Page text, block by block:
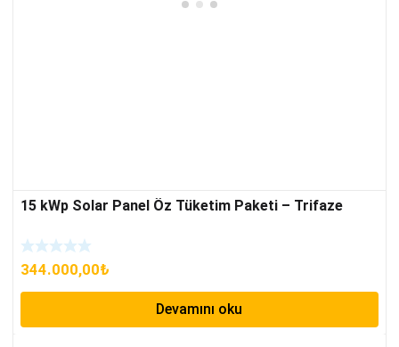
15 kWp Solar Panel Öz Tüketim Paketi – Trifaze
344.000,00₺
Devamını oku